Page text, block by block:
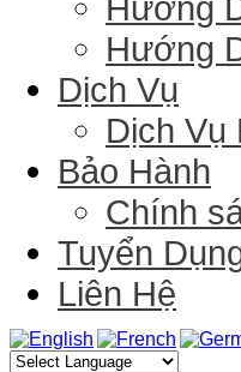
Hướng
Dịch Vụ
Dịch Vụ
Bảo Hành
Chính
Tuyển
Liên Hệ